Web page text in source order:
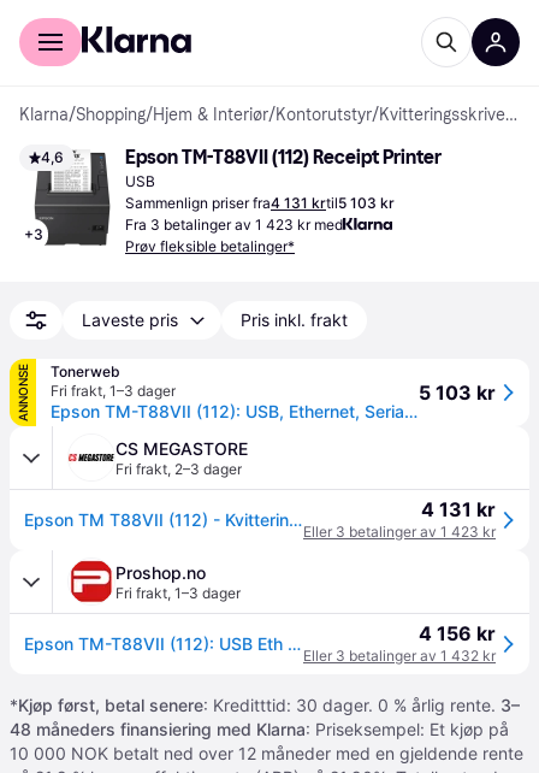
For kunder
Klarna/Shopping/Hjem & Interiør/Kontorutstyr/ Kvitteringsskrivere
4,6
+3
Epson TM-T88VII (112) Receipt Printer
USB
Sammenlign priser fra4 131 krtil5 103 kr
Fra 3 betalinger av 1 423 kr med
Prøv fleksible betalinger*
Laveste pris Pris inkl. frakt
ANNONSE
Tonerweb
Fri frakt, 1–3 dager
Epson TM-T88VII (112): USB, Ethernet, Serial, PS, Black
5 103 kr
CS MEGASTORE
Fri frakt, 2–3 dager
Epson TM T88VII (112) - Kvitteringsskriver - termolinje - Rull (7,95 cm) - 180 x 180 dpi - inntil 500 mm/sek - USB 2.0, USB 2.0 vert, LAN, seriell - kutter - svart 4 131 kr
Eller 3 betalinger av 1 423 kr
Proshop.no
Fri frakt, 1–3 dager
Epson TM-T88VII (112): USB Eth Serial PS Buzz Black - Sort/hvit - Termisk 4 156 kr
Eller 3 betalinger av 1 432 kr
*Kjøp først, betal senere: Kreditttid: 30 dager. 0 % årlig rente. 3–
48 måneders finansiering med Klarna: Priseksempel: Et kjøp på
10 000 NOK betalt ned over 12 måneder med en gjeldende rente